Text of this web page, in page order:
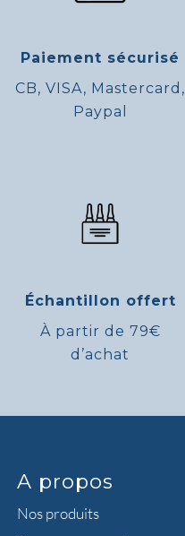
Paiement sécurisé
CB, VISA, Mastercard,
Paypal
Échantillon offert
À partir de 79€
d’achat
A propos
Nos produits